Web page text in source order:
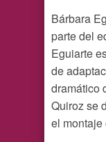
Bárbara
parte del
Eguiarte
de
dramático
Quiroz se
el